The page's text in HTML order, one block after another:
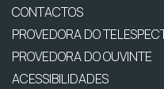
CONTACTOS
PROVEDORA DO
PROVEDORA DO OUVINTE
ACESSIBILIDADES